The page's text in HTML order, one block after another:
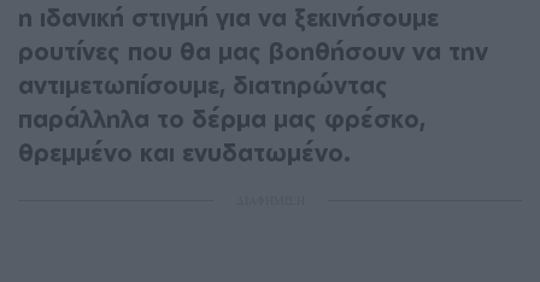
η ιδανική στιγμή για να ξεκινήσουμε
ρουτίνες που θα μας βοηθήσουν να την
αντιμετωπίσουμε, διατηρώντας
παράλληλα το δέρμα μας φρέσκο,
θρεμμένο και ενυδατωμένο.